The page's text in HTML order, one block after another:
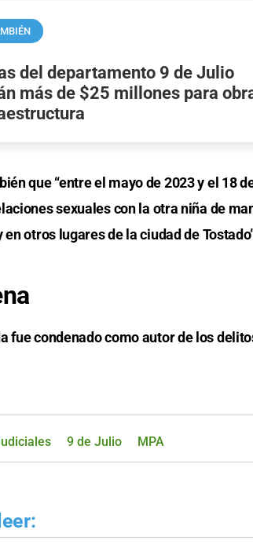
del departamento 9 de Julio
más de $25 millones para
que “entre el mayo de 2023 y el 18
sexuales con la otra niña de
otros lugares de la ciudad de
fue condenado como autor de los
9 de Julio MPA